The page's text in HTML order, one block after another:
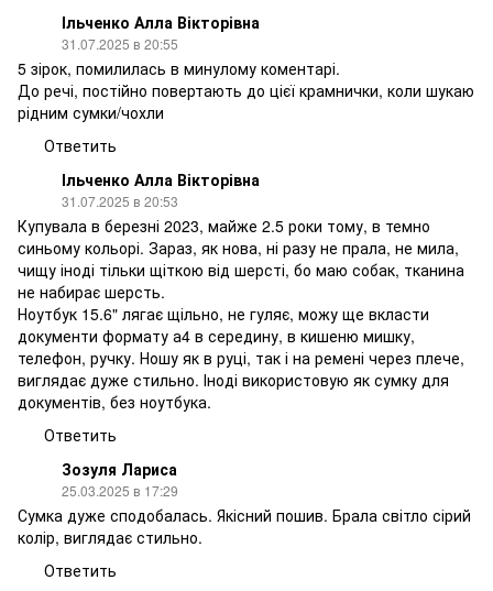
Ільченко Алла Вікторівна
31.07.2025 в 20:55
5 зірок, помилилась в минулому коментарі.
До речі, постійно повертають до цієї крамнички, коли шукаю
рідним сумки/чохли
Ответить
Ільченко Алла Вікторівна
31.07.2025 в 20:53
Купувала в березні 2023, майже 2.5 роки тому, в темно
синьому кольорі. Зараз, як нова, ні разу не прала, не мила,
чищу іноді тільки щіткою від шерсті, бо маю собак, тканина
не набирає шерсть.
Ноутбук 15.6" лягає щільно, не гуляє, можу ще вкласти
документи формату а4 в середину, в кишеню мишку,
телефон, ручку. Ношу як в руці, так і на ремені через плече,
виглядає дуже стильно. Іноді використовую як сумку для
документів, без ноутбука.
Ответить
Зозуля Лариса
25.03.2025 в 17:29
Сумка дуже сподобалась. Якісний пошив. Брала світло сірий
колір, виглядає стильно.
Ответить